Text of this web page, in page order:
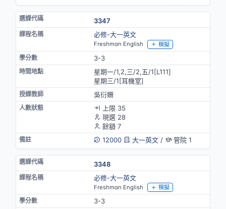
3347
必修-大一英文
Freshman English 模擬
3-3
星期一/1,2,三/2,五/1[L111]
星期三/1[耳機室]
吳衍姍
上限 35
現選 28
餘額 7
12000
大一英文/ 管院 1
3348
必修-大一英文
Freshman English 模擬
3-3